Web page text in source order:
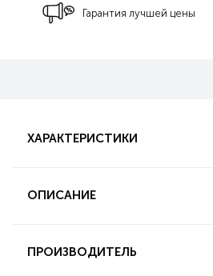
Гарантия лучшей цены
ХАРАКТЕРИСТИКИ
ОПИСАНИЕ
ПРОИЗВОДИТЕЛЬ